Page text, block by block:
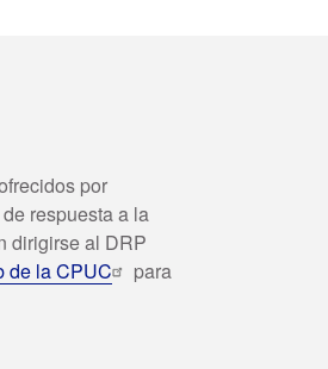
por
respuesta a la
dirigirse al DRP
de la CPUC
para